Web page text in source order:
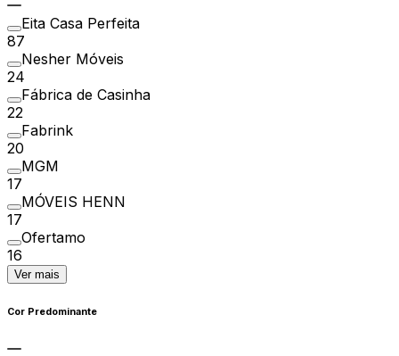
Eita Casa Perfeita
87
Nesher Móveis
24
Fábrica de Casinha
22
Fabrink
20
MGM
17
MÓVEIS HENN
17
Ofertamo
16
Ver mais
Cor Predominante